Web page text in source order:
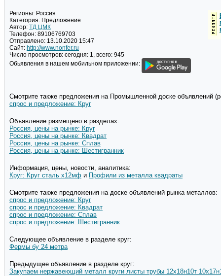
Регионы: Россия
Категория: Предложение
Автор: ТД ЦМК
Телефон: 89106769703
Отправлено: 13.10.2020 15:47
Сайт: http://www.nonfer.ru
Число просмотров: сегодня: 1, всего: 945
Обьявления в нашем мобильном приложении:
Смотрите также предложения на Промышленной доске объявлений
спрос и предложение: Круг
Объявление размещено в разделах:
Россия, цены на рынке: Круг
Россия, цены на рынке: Квадрат
Россия, цены на рынке: Сплав
Россия, цены на рынке: Шестигранник
Информация, цены, новости, аналитика:
Круг: Круг сталь х12мф и Профили из металла квадраты
Смотрите также предложения на доске объявлений рынка металлов:
спрос и предложение: Круг
спрос и предложение: Квадрат
спрос и предложение: Сплав
спрос и предложение: Шестигранник
Следующее объявление в разделе круг:
Фермы бу 24 метра
Предыдущее объявление в разделе круг:
Закупаем нержавеющий металл круги листы трубы 12х18н10т